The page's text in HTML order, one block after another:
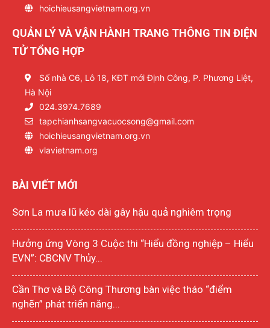
hoichieusangvietnam.org.vn
QUẢN LÝ VÀ VẬN HÀNH TRANG THÔNG TIN ĐIỆN
TỬ TỔNG HỢP
Số nhà C6, Lô 18, KĐT mới Định Công, P. Phương Liệt,
Hà Nội
024.3974.7689
tapchianhsangvacuocsong@gmail.com
hoichieusangvietnam.org.vn
vlavietnam.org
BÀI VIẾT MỚI
Sơn La mưa lũ kéo dài gây hậu quả nghiêm trọng
Hưởng ứng Vòng 3 Cuộc thi “Hiểu đồng nghiệp – Hiểu
EVN”: CBCNV Thủy...
Cần Thơ và Bộ Công Thương bàn việc tháo “điểm
nghẽn” phát triển năng...